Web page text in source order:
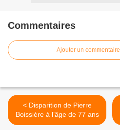
Commentaires
Ajouter un commentaire
< Disparition de Pierre
Boissière à l’âge de 77 ans